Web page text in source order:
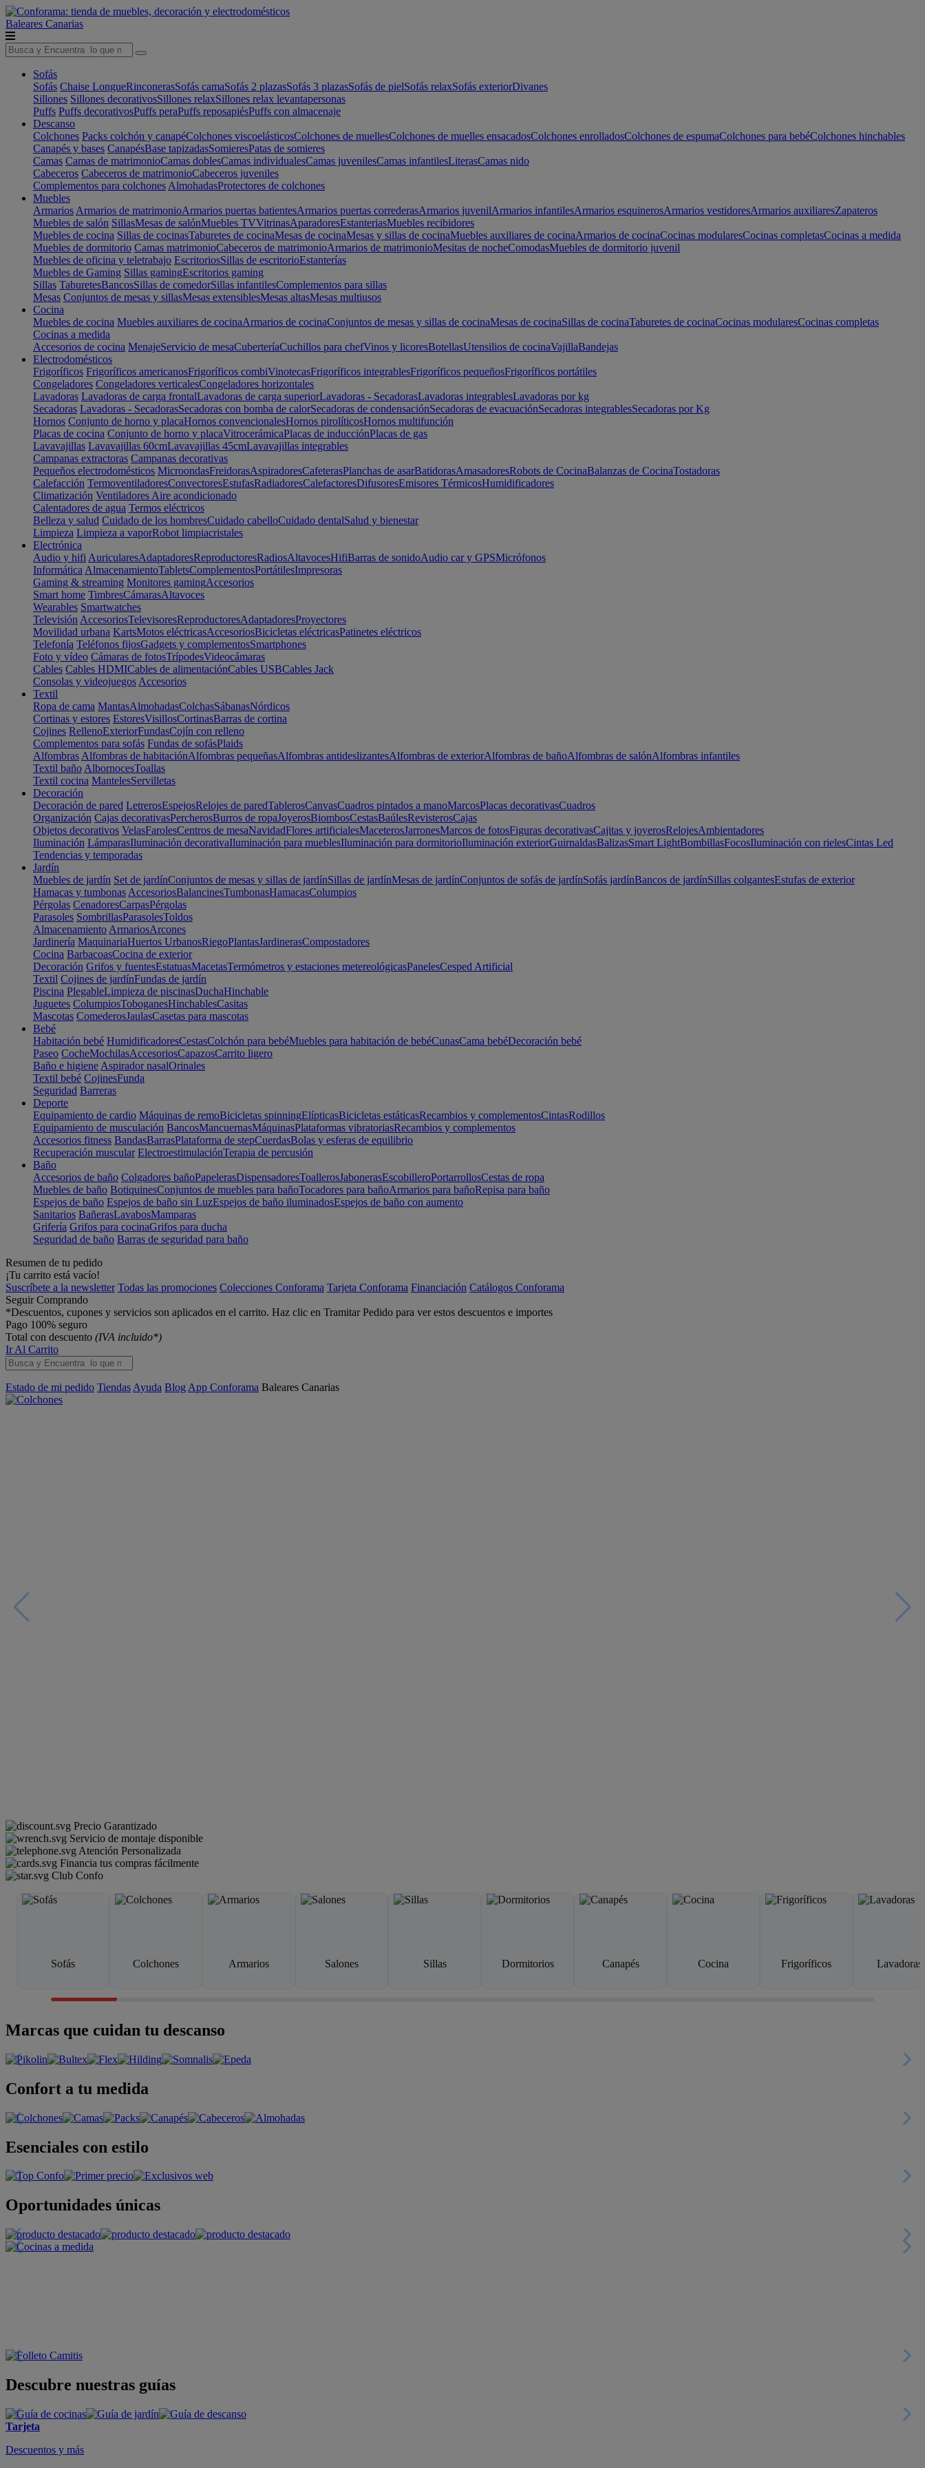
Baleares Canarias
Sofás
Sofás Chaise LongueRinconerasSofás camaSofás 2 plazasSofás 3 plazasSofás de pielSofás relaxSofás exteriorDivanes
Sillones Sillones decorativosSillones relaxSillones relax levantapersonas
Puffs Puffs decorativosPuffs peraPuffs reposapiésPuffs con almacenaje
Descanso
Colchones Packs colchón y canapéColchones viscoelásticosColchones de muellesColchones de muelles ensacadosColchones enrolladosColchones de espumaColchones para bebéColchones hinchables
Canapés y bases CanapésBase tapizadasSomieresPatas de somieres
Camas Camas de matrimonioCamas doblesCamas individualesCamas juvenilesCamas infantilesLiterasCamas nido
Cabeceros Cabeceros de matrimonioCabeceros juveniles
Complementos para colchones AlmohadasProtectores de colchones
Muebles
Armarios Armarios de matrimonioArmarios puertas batientesArmarios puertas correderasArmarios juvenilArmarios infantilesArmarios esquinerosArmarios vestidoresArmarios auxiliaresZapateros
Muebles de salón SillasMesas de salónMuebles TVVitrinasAparadoresEstanteriasMuebles recibidores
Muebles de cocina Sillas de cocinasTaburetes de cocinaMesas de cocinaMesas y sillas de cocinaMuebles auxiliares de cocinaArmarios de cocinaCocinas modularesCocinas completasCocinas a medida
Muebles de dormitorio Camas matrimonioCabeceros de matrimonioArmarios de matrimonioMesitas de nocheComodasMuebles de dormitorio juvenil
Muebles de oficina y teletrabajo EscritoriosSillas de escritorioEstanterías
Muebles de Gaming Sillas gamingEscritorios gaming
Sillas TaburetesBancosSillas de comedorSillas infantilesComplementos para sillas
Mesas Conjuntos de mesas y sillasMesas extensiblesMesas altasMesas multiusos
Cocina
Muebles de cocina Muebles auxiliares de cocinaArmarios de cocinaConjuntos de mesas y sillas de cocinaMesas de cocinaSillas de cocinaTaburetes de cocinaCocinas modularesCocinas completas
Cocinas a medida
Accesorios de cocina MenajeServicio de mesaCuberteríaCuchillos para chefVinos y licoresBotellasUtensilios de cocinaVajillaBandejas
Electrodomésticos
Frigoríficos Frigoríficos americanosFrigoríficos combiVinotecasFrigoríficos integrablesFrigoríficos pequeñosFrigoríficos portátiles
Congeladores Congeladores verticalesCongeladores horizontales
Lavadoras Lavadoras de carga frontalLavadoras de carga superiorLavadoras - SecadorasLavadoras integrablesLavadoras por kg
Secadoras Lavadoras - SecadorasSecadoras con bomba de calorSecadoras de condensaciónSecadoras de evacuaciónSecadoras integrablesSecadoras por Kg
Hornos Conjunto de horno y placaHornos convencionalesHornos pirolíticosHornos multifunción
Placas de cocina Conjunto de horno y placaVitrocerámicaPlacas de inducciónPlacas de gas
Lavavajillas Lavavajillas 60cmLavavajillas 45cmLavavajillas integrables
Campanas extractoras Campanas decorativas
Pequeños electrodomésticos MicroondasFreidorasAspiradoresCafeterasPlanchas de asarBatidorasAmasadoresRobots de CocinaBalanzas de CocinaTostadoras
Calefacción TermoventiladoresConvectoresEstufasRadiadoresCalefactoresDifusoresEmisores TérmicosHumidificadores
Climatización Ventiladores Aire acondicionado
Calentadores de agua Termos eléctricos
Belleza y salud Cuidado de los hombresCuidado cabelloCuidado dentalSalud y bienestar
Limpieza Limpieza a vaporRobot limpiacristales
Electrónica
Audio y hifi AuricularesAdaptadoresReproductoresRadiosAltavocesHifiBarras de sonidoAudio car y GPSMicrófonos
Informática AlmacenamientoTabletsComplementosPortátilesImpresoras
Gaming & streaming Monitores gamingAccesorios
Smart home TimbresCámarasAltavoces
Wearables Smartwatches
Televisión AccesoriosTelevisoresReproductoresAdaptadoresProyectores
Movilidad urbana KartsMotos eléctricasAccesoriosBicicletas eléctricasPatinetes eléctricos
Telefonía Teléfonos fijosGadgets y complementosSmartphones
Foto y vídeo Cámaras de fotosTrípodesVideocámaras
Cables Cables HDMICables de alimentaciónCables USBCables Jack
Consolas y videojuegos Accesorios
Textil
Ropa de cama MantasAlmohadasColchasSábanasNórdicos
Cortinas y estores EstoresVisillosCortinasBarras de cortina
Cojines RellenoExteriorFundasCojín con relleno
Complementos para sofás Fundas de sofásPlaids
Alfombras Alfombras de habitaciónAlfombras pequeñasAlfombras antideslizantesAlfombras de exteriorAlfombras de bañoAlfombras de salónAlfombras infantiles
Textil baño AlbornocesToallas
Textil cocina MantelesServilletas
Decoración
Decoración de pared LetrerosEspejosRelojes de paredTablerosCanvasCuadros pintados a manoMarcosPlacas decorativasCuadros
Organización Cajas decorativasPercherosBurros de ropaJoyerosBiombosCestasBaúlesRevisterosCajas
Objetos decorativos VelasFarolesCentros de mesaNavidadFlores artificialesMaceterosJarronesMarcos de fotosFiguras decorativasCajitas y joyerosRelojesAmbientadores
Iluminación LámparasIluminación decorativaIluminación para mueblesIluminación para dormitorioIluminación exteriorGuirnaldasBalizasSmart LightBombillasFocosIluminación con rielesCintas Led
Tendencias y temporadas
Jardín
Muebles de jardín Set de jardínConjuntos de mesas y sillas de jardínSillas de jardínMesas de jardínConjuntos de sofás de jardínSofás jardínBancos de jardínSillas colgantesEstufas de exterior
Hamacas y tumbonas AccesoriosBalancinesTumbonasHamacasColumpios
Pérgolas CenadoresCarpasPérgolas
Parasoles SombrillasParasolesToldos
Almacenamiento ArmariosArcones
Jardinería MaquinariaHuertos UrbanosRiegoPlantasJardinerasCompostadores
Cocina BarbacoasCocina de exterior
Decoración Grifos y fuentesEstatuasMacetasTermómetros y estaciones metereológicasPanelesCesped Artificial
Textil Cojines de jardínFundas de jardín
Piscina PlegableLimpieza de piscinasDuchaHinchable
Juguetes ColumpiosToboganesHinchablesCasitas
Mascotas ComederosJaulasCasetas para mascotas
Bebé
Habitación bebé HumidificadoresCestasColchón para bebéMuebles para habitación de bebéCunasCama bebéDecoración bebé
Paseo CocheMochilasAccesoriosCapazosCarrito ligero
Baño e higiene Aspirador nasalOrinales
Textil bebé CojinesFunda
Seguridad Barreras
Deporte
Equipamiento de cardio Máquinas de remoBicicletas spinningElípticasBicicletas estáticasRecambios y complementosCintasRodillos
Equipamiento de musculación BancosMancuernasMáquinasPlataformas vibratoriasRecambios y complementos
Accesorios fitness BandasBarrasPlataforma de stepCuerdasBolas y esferas de equilibrio
Recuperación muscular ElectroestimulaciónTerapia de percusión
Baño
Accesorios de baño Colgadores bañoPapelerasDispensadoresToallerosJabonerasEscobilleroPortarrollosCestas de ropa
Muebles de baño BotiquinesConjuntos de muebles para bañoTocadores para bañoArmarios para bañoRepisa para baño
Espejos de baño Espejos de baño sin LuzEspejos de baño iluminadosEspejos de baño con aumento
Sanitarios BañerasLavabosMamparas
Grifería Grifos para cocinaGrifos para ducha
Seguridad de baño Barras de seguridad para baño
Resumen de tu pedido
¡Tu carrito está vacío!
Suscríbete a la newsletter Todas las promociones Colecciones Conforama Tarjeta Conforama Financiación Catálogos Conforama
Seguir Comprando
*Descuentos, cupones y servicios son aplicados en el carrito. Haz clic en Tramitar Pedido para ver estos descuentos e importes
Pago 100% seguro
Total con descuento (IVA incluido*)
Ir Al Carrito
Estado de mi pedido Tiendas Ayuda Blog App Conforama Baleares Canarias
Precio Garantizado
Servicio de montaje disponible
Atención Personalizada
Financia tus compras fácilmente
Club Confo
Sofás Colchones Armarios Salones Sillas Dormitorios Canapés Cocina Frigoríficos Lavadoras
Marcas que cuidan tu descanso
Confort a tu medida
Esenciales con estilo
Oportunidades únicas
Descubre nuestras guías
Tarjeta
Descuentos y más